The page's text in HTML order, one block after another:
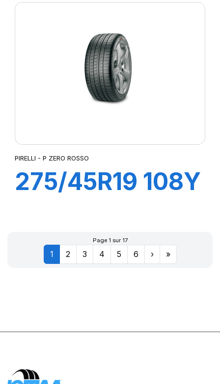
PIRELLI - P ZERO ROSSO
275/45R19 108Y
Page 1 sur 17
1 2 3 4 5 6 › »